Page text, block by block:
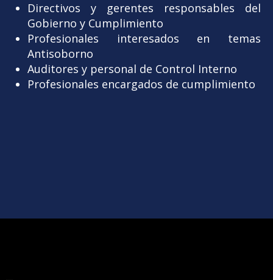
Directivos y gerentes responsables del
Gobierno y Cumplimiento
Profesionales interesados en temas
Antisoborno
Auditores y personal de Control Interno
Profesionales encargados de cumplimiento